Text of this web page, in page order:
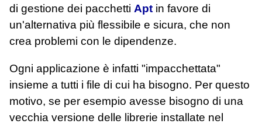
di gestione dei pacchetti Apt in favore di
un'alternativa più flessibile e sicura, che non
crea problemi con le dipendenze.
Ogni applicazione è infatti "impacchettata"
insieme a tutti i file di cui ha bisogno. Per questo
motivo, se per esempio avesse bisogno di una
vecchia versione delle librerie installate nel